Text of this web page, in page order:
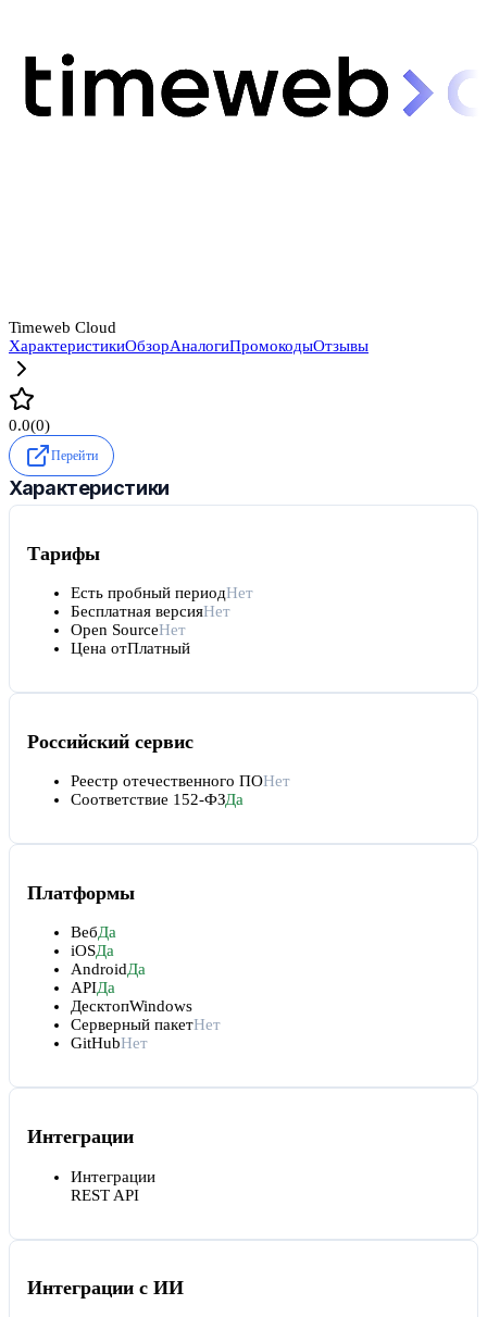
Timeweb Cloud
ХарактеристикиОбзорАналогиПромокодыОтзывы
0.0(0)
Перейти
Характеристики
Тарифы
Есть пробный периодНет
Бесплатная версияНет
Open SourceНет
Цена отПлатный
Российский сервис
Реестр отечественного ПОНет
Соответствие 152-ФЗДа
Платформы
ВебДа
iOSДа
AndroidДа
APIДа
ДесктопWindows
Серверный пакетНет
GitHubНет
Интеграции
Интеграции
REST API
Интеграции с ИИ